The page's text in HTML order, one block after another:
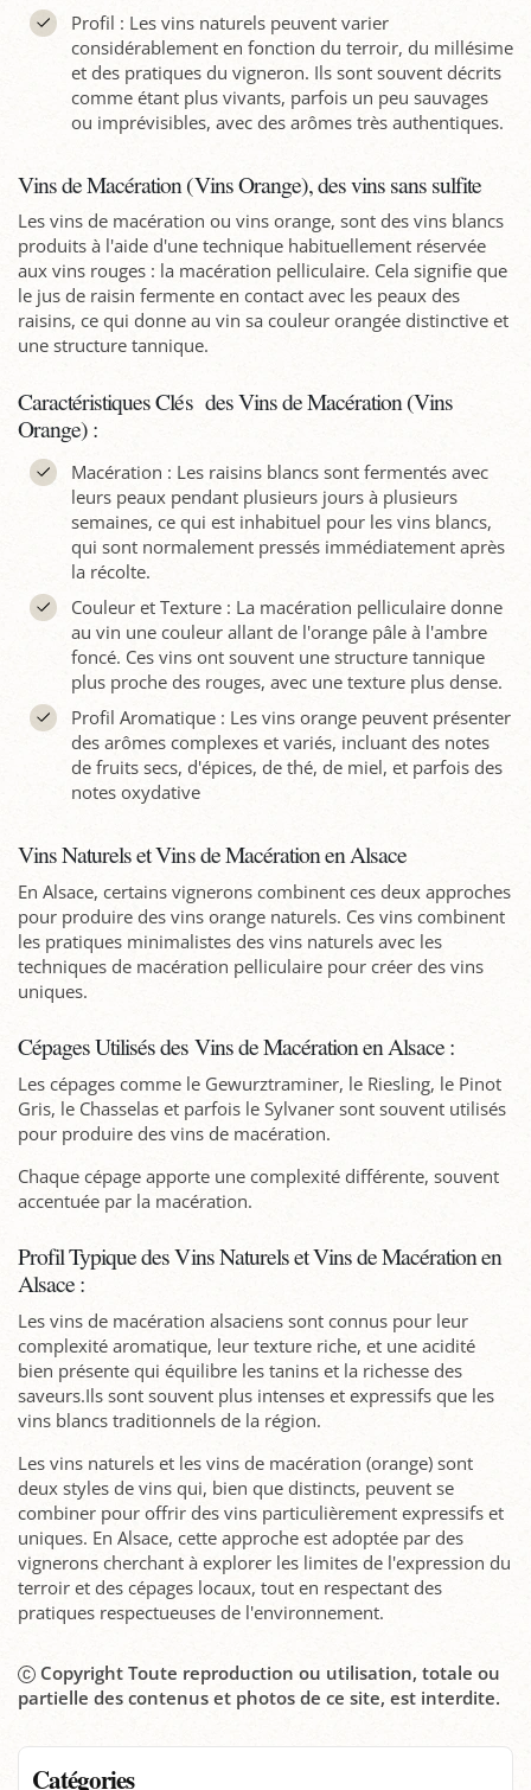
Catégories
Profil : Les vins naturels peuvent varier
considérablement en fonction du terroir, du millésime
et des pratiques du vigneron. Ils sont souvent décrits
comme étant plus vivants, parfois un peu sauvages
ou imprévisibles, avec des arômes très authentiques.
Vins de Macération (Vins Orange), des vins sans sulfite
Les vins de macération ou vins orange, sont des vins blancs
produits à l'aide d'une technique habituellement réservée
aux vins rouges : la macération pelliculaire. Cela signifie que
le jus de raisin fermente en contact avec les peaux des
raisins, ce qui donne au vin sa couleur orangée distinctive et
une structure tannique.
Caractéristiques Clés des Vins de Macération (Vins
Orange) :
Macération : Les raisins blancs sont fermentés avec
leurs peaux pendant plusieurs jours à plusieurs
semaines, ce qui est inhabituel pour les vins blancs,
qui sont normalement pressés immédiatement après
la récolte.
Couleur et Texture : La macération pelliculaire donne
au vin une couleur allant de l'orange pâle à l'ambre
foncé. Ces vins ont souvent une structure tannique
plus proche des rouges, avec une texture plus dense.
Profil Aromatique : Les vins orange peuvent présenter
des arômes complexes et variés, incluant des notes
de fruits secs, d'épices, de thé, de miel, et parfois des
notes oxydative
Vins Naturels et Vins de Macération en Alsace
En Alsace, certains vignerons combinent ces deux approches
pour produire des vins orange naturels. Ces vins combinent
les pratiques minimalistes des vins naturels avec les
techniques de macération pelliculaire pour créer des vins
uniques.
Cépages Utilisés des Vins de Macération en Alsace :
Les cépages comme le Gewurztraminer, le Riesling, le Pinot
Gris, le Chasselas et parfois le Sylvaner sont souvent utilisés
pour produire des vins de macération.
Chaque cépage apporte une complexité différente, souvent
accentuée par la macération.
Profil Typique des Vins Naturels et Vins de Macération en
Alsace :
Les vins de macération alsaciens sont connus pour leur
complexité aromatique, leur texture riche, et une acidité
bien présente qui équilibre les tanins et la richesse des
saveurs.Ils sont souvent plus intenses et expressifs que les
vins blancs traditionnels de la région.
Les vins naturels et les vins de macération (orange) sont
deux styles de vins qui, bien que distincts, peuvent se
combiner pour offrir des vins particulièrement expressifs et
uniques. En Alsace, cette approche est adoptée par des
vignerons cherchant à explorer les limites de l'expression du
terroir et des cépages locaux, tout en respectant des
pratiques respectueuses de l'environnement.
Copyright Toute reproduction ou utilisation, totale ou
partielle des contenus et photos de ce site, est interdite.